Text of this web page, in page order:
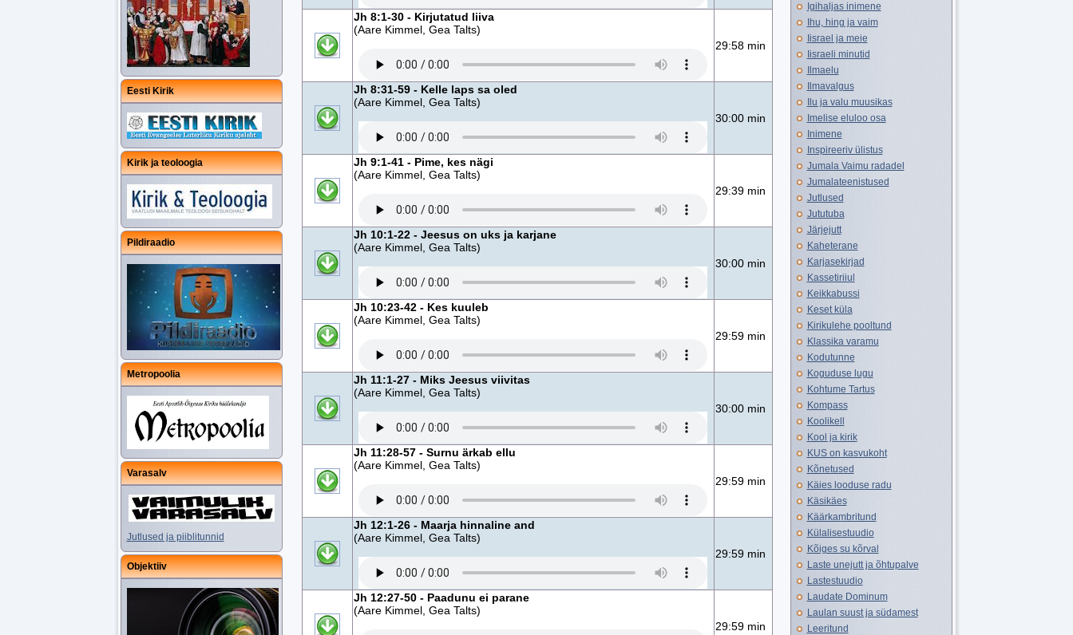
Eesti Kirik
Kirik ja teoloogia
Pildiraadio
Metropoolia
Varasalv
Jutlused ja piiblitunnid
Objektiiv
Jh 8:1-30 - Kirjutatud liiva
(Aare Kimmel, Gea Talts)
29:58 min
Jh 8:31-59 - Kelle laps sa oled
(Aare Kimmel, Gea Talts)
30:00 min
Jh 9:1-41 - Pime, kes nägi
(Aare Kimmel, Gea Talts)
29:39 min
Jh 10:1-22 - Jeesus on uks ja karjane
(Aare Kimmel, Gea Talts)
30:00 min
Jh 10:23-42 - Kes kuuleb
(Aare Kimmel, Gea Talts)
29:59 min
Jh 11:1-27 - Miks Jeesus viivitas
(Aare Kimmel, Gea Talts)
30:00 min
Jh 11:28-57 - Surnu ärkab ellu
(Aare Kimmel, Gea Talts)
29:59 min
Jh 12:1-26 - Maarja hinnaline and
(Aare Kimmel, Gea Talts)
29:59 min
Jh 12:27-50 - Paadunu ei parane
(Aare Kimmel, Gea Talts)
29:59 min
Igihaljas inimene
Ihu, hing ja vaim
Iisrael ja meie
Iisraeli minutid
Ilmaelu
Ilmavalgus
Ilu ja valu muusikas
Imelise eluloo osa
Inimene
Inspireeriv ülistus
Jumala Vaimu radadel
Jumalateenistused
Jutlused
Jututuba
Järjejutt
Kaheterane
Karjasekirjad
Kassetiriiul
Keikkabussi
Keset küla
Kirikulehe pooltund
Klassika varamu
Kodutunne
Koguduse lugu
Kohtume Tartus
Kompass
Koolikell
Kool ja kirik
KUS on kasvukoht
Kõnetused
Käies looduse radu
Käsikäes
Käärkambritund
Külalisestuudio
Kõiges su kõrval
Laste unejutt ja õhtupalve
Lastestuudio
Laudate Dominum
Laulan suust ja südamest
Leeritund